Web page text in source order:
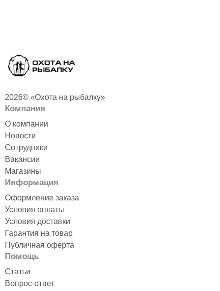
2026© «Охота на рыбалку»
Компания
О компании
Новости
Сотрудники
Вакансии
Магазины
Информация
Оформление заказа
Условия оплаты
Условия доставки
Гарантия на товар
Публичная оферта
Помощь
Статьи
Вопрос-ответ